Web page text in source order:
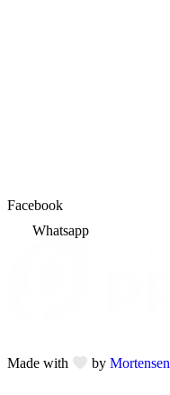
Facebook
Whatsapp
Made with byMortensen